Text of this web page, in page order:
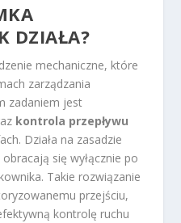
DZIAŁA?
mechaniczne, które
zarządzania
zadaniem jest
kontrola przepływu
Działa na zasadzie
się wyłącznie po
Takie rozwiązanie
przejściu,
kontrolę ruchu